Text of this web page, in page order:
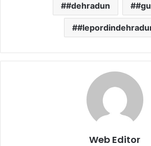
#dehradun
Web Editor